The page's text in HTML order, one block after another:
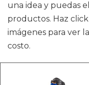
una idea y puedas
productos. Haz
imágenes para ver
costo.